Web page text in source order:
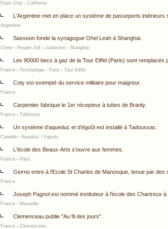
Etats Unis - Californie
L'Argentine met en place un système de passeports intérieurs
Argentine
Sassoon fonde la synagogue Ohel Leah à Shanghai.
Chine - Peuple Juif - Judaisme - Shanghai
Les 90000 becs à gaz de la Tour Eiffel (Paris) sont remplacés
France - Technologie - Paris - Tour Eiffel
Coty est exempté du service militaire pour maigreur.
France
Carpentier fabrique le 1er récepteur à tubes de Branly.
France - Télévison
Un système d'aqueduc et d'égoût est installé à Tadoussac.
Canada - Aqueduc / Egouts
L'école des Beaux-Arts s'ouvre aux femmes.
France - Paris
Giorno entre à l'Ecole St Charles de Manosque, tenue par des
France
Joseph Pagnol est nommé instituteur à l'école des Chartreux à
France - Marseille
Clemenceau publie "Au fil des jours".
France - Clemenceau